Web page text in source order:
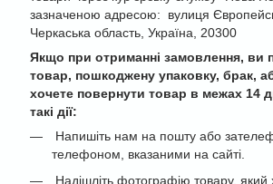
зазначеною адресою: вулиця
Черкаська область, Україна, 20300
Якщо при отриманні замовлення, ви
товар, пошкоджену упаковку, брак,
хочете повернути товар в межах 14
такі дії:
Напишіть нам на пошту або
телефоном, вказаними на сайті.
Надішліть фотографію товару, який